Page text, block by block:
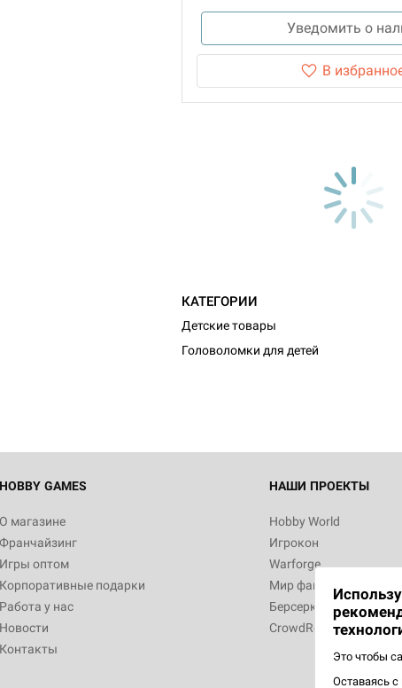
Уведомить о
В
КАТЕГОРИИ
Детские товары
Головоломки для детей
HOBBY GAMES
О магазине
Франчайзинг
Игры оптом
Корпоративные подарки
Работа у нас
Новости
Контакты
НАШИ ПРОЕКТЫ
Hobby World
Игрокон
Warforge
Мир фантастики
Берсерк
CrowdRepublic
Это чтобы
Оставаясь